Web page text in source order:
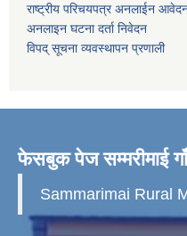
राष्ट्रीय परिचयपत्र अनलाईन
अनलाइन घटना दर्ता निवेदन
विपद् सूचना व्यवस्थापन प्रणाली
फेसबुक पेज सम्मरीमाई
Sammarimai Rural